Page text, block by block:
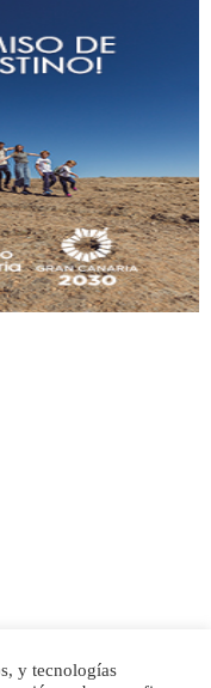
de un mes, es muy
y tecnologías